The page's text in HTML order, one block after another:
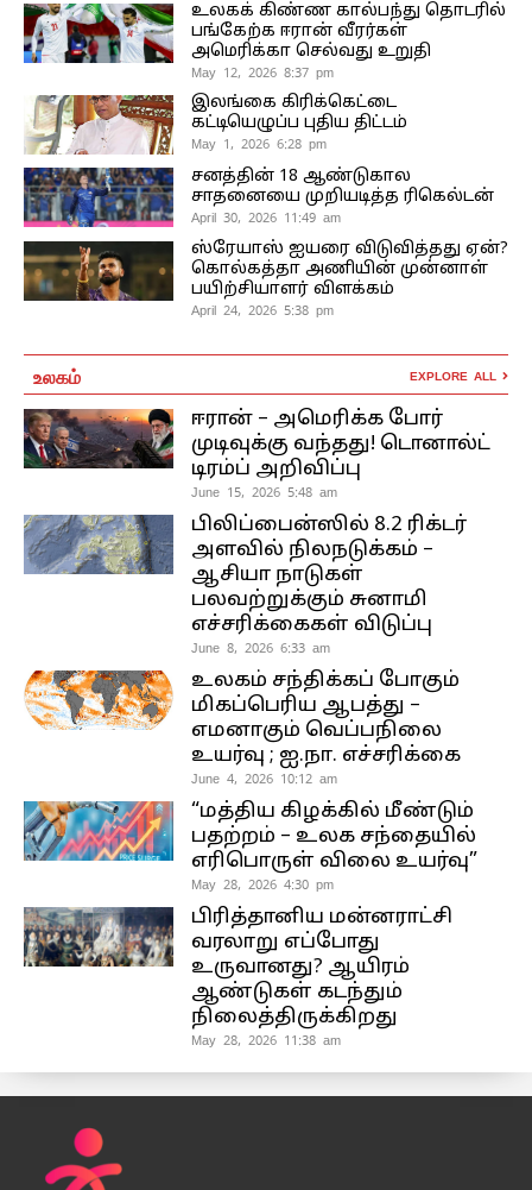
உலகக் கிண்ண கால்பந்து தொடரில்
பங்கேற்க ஈரான் வீரர்கள்
அமெரிக்கா செல்வது உறுதி
May 12, 2026 8:37 pm
இலங்கை கிரிக்கெட்டை
கட்டியெழுப்ப புதிய திட்டம்
May 1, 2026 6:28 pm
சனத்தின் 18 ஆண்டுகால
சாதனையை முறியடித்த ரிகெல்டன்
April 30, 2026 11:49 am
ஸ்ரேயாஸ் ஐயரை விடுவித்தது ஏன்?
கொல்கத்தா அணியின் முன்னாள்
பயிற்சியாளர் விளக்கம்
April 24, 2026 5:38 pm
உலகம் EXPLORE ALL
ஈரான் – அமெரிக்க போர்
முடிவுக்கு வந்தது! டொனால்ட்
டிரம்ப் அறிவிப்பு
June 15, 2026 5:48 am
பிலிப்பைன்ஸில் 8.2 ரிக்டர்
அளவில் நிலநடுக்கம் –
ஆசியா நாடுகள்
பலவற்றுக்கும் சுனாமி
எச்சரிக்கைகள் விடுப்பு
June 8, 2026 6:33 am
உலகம் சந்திக்கப் போகும்
மிகப்பெரிய ஆபத்து –
எமனாகும் வெப்பநிலை
உயர்வு ; ஐ.நா. எச்சரிக்கை
June 4, 2026 10:12 am
“மத்திய கிழக்கில் மீண்டும்
பதற்றம் – உலக சந்தையில்
எரிபொருள் விலை உயர்வு”
May 28, 2026 4:30 pm
பிரித்தானிய மன்னராட்சி
வரலாறு எப்போது
உருவானது? ஆயிரம்
ஆண்டுகள் கடந்தும்
நிலைத்திருக்கிறது
May 28, 2026 11:38 am